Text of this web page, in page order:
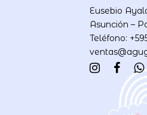
Eusebio
Asunción –
Teléfono: